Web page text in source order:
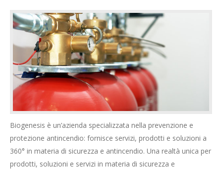
Biogenesis è un’azienda specializzata nella prevenzione e
protezione antincendio: fornisce servizi, prodotti e soluzioni a
360° in materia di sicurezza e antincendio. Una realtà unica per
prodotti, soluzioni e servizi in materia di sicurezza e